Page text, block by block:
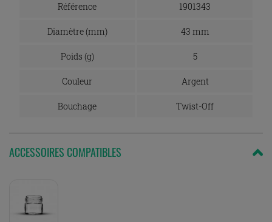
Référence 1901343
Diamètre (mm) 43 mm
Poids (g) 5
Couleur Argent
Bouchage Twist-Off
ACCESSOIRES COMPATIBLES